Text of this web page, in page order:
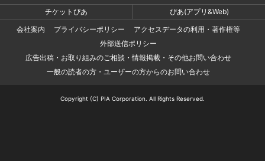
チケットぴあ
ぴあ(アプリ&Web)
会社案内
プライバシーポリシー
アクセスデータの利用・著作権等
外部送信ポリシー
広告出稿・お取り組みのご相談・情報掲載・その他お問い合わせ
一般の読者の方・ユーザーの方からのお問い合わせ
Copyright (C) PIA Corporation. All Rights Reserved.